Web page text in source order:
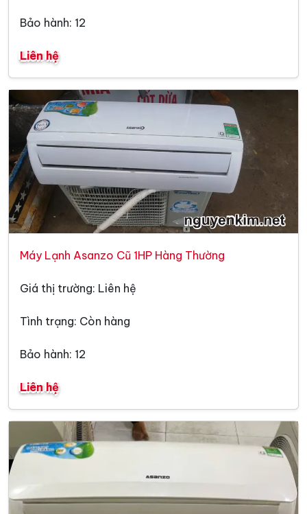
Bảo hành: 12
Liên hệ
Máy Lạnh Asanzo Cũ 1HP Hàng Thường
Giá thị trường: Liên hệ
Tình trạng: Còn hàng
Bảo hành: 12
Liên hệ